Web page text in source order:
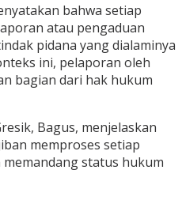
bahwa setiap
atau pengaduan
pidana yang dialaminya
ini, pelaporan oleh
bagian dari hak hukum
Bagus, menjelaskan
memproses setiap
status hukum